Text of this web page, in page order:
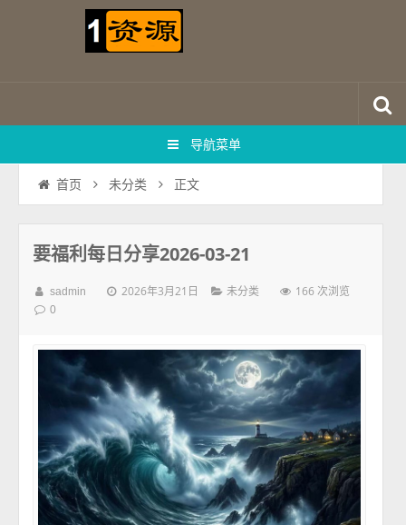
导航菜单
首页 未分类 正文
要福利每日分享2026-03-21
sadmin 2026年3月21日 未分类 166 次浏览
0